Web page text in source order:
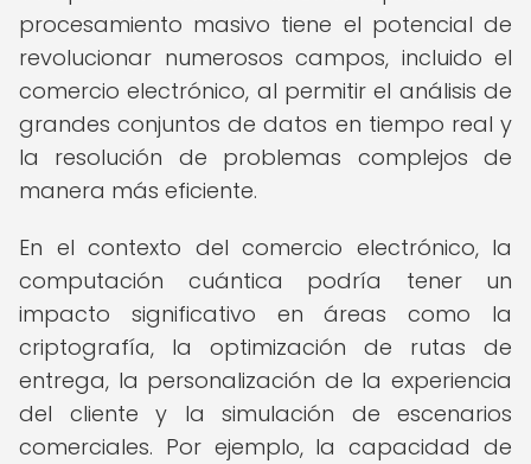
procesamiento masivo tiene el potencial de
revolucionar numerosos campos, incluido el
comercio electrónico, al permitir el análisis de
grandes conjuntos de datos en tiempo real y
la resolución de problemas complejos de
manera más eficiente.
En el contexto del comercio electrónico, la
computación cuántica podría tener un
impacto significativo en áreas como la
criptografía, la optimización de rutas de
entrega, la personalización de la experiencia
del cliente y la simulación de escenarios
comerciales. Por ejemplo, la capacidad de